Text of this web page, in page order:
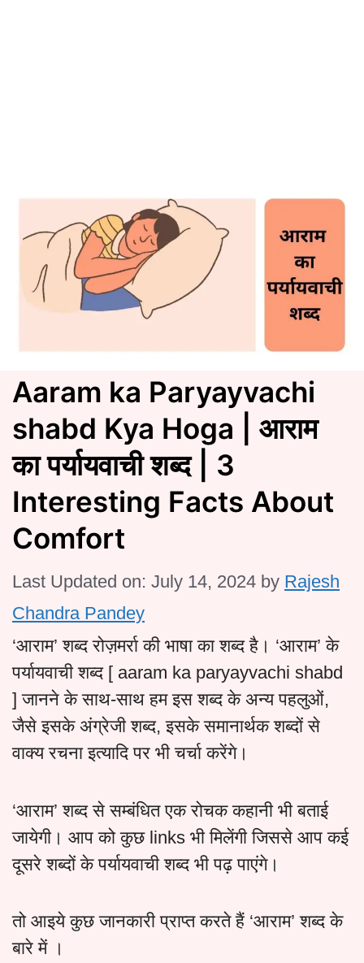
Aaram ka Paryayvachi
shabd Kya Hoga | आराम
का पर्यायवाची शब्द | 3
Interesting Facts About
Comfort
Last Updated on: July 14, 2024 by Rajesh
Chandra Pandey
‘आराम’ शब्द रोज़मर्रा की भाषा का शब्द है। ‘आराम’ के
पर्यायवाची शब्द [ aaram ka paryayvachi shabd
] जानने के साथ-साथ हम इस शब्द के अन्य पहलुओं,
जैसे इसके अंग्रेजी शब्द, इसके समानार्थक शब्दों से
वाक्य रचना इत्यादि पर भी चर्चा करेंगे।
‘आराम’ शब्द से सम्बंधित एक रोचक कहानी भी बताई
जायेगी। आप को कुछ links भी मिलेंगी जिससे आप कई
दूसरे शब्दों के पर्यायवाची शब्द भी पढ़ पाएंगे।
तो आइये कुछ जानकारी प्राप्त करते हैं ‘आराम’ शब्द के
बारे में ।